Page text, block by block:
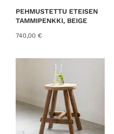
t
e
PEHMUSTETTU ETEISEN
TAMMIPENKKI, BEIGE
740,00 €